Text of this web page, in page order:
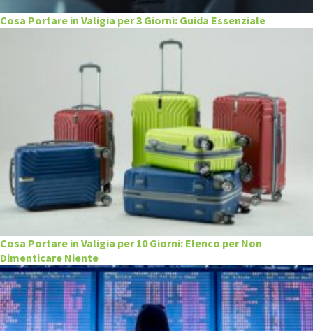
Cosa Portare in Valigia per 3 Giorni: Guida Essenziale
Cosa Portare in Valigia per 10 Giorni: Elenco per Non
Dimenticare Niente